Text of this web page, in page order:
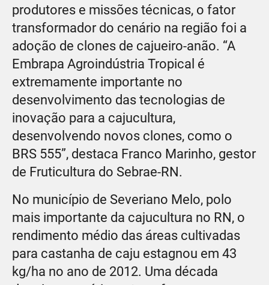
produtores e missões técnicas, o fator
transformador do cenário na região foi a
adoção de clones de cajueiro-anão. “A
Embrapa Agroindústria Tropical é
extremamente importante no
desenvolvimento das tecnologias de
inovação para a cajucultura,
desenvolvendo novos clones, como o
BRS 555”, destaca Franco Marinho, gestor
de Fruticultura do Sebrae-RN.
No município de Severiano Melo, polo
mais importante da cajucultura no RN, o
rendimento médio das áreas cultivadas
para castanha de caju estagnou em 43
kg/ha no ano de 2012. Uma década